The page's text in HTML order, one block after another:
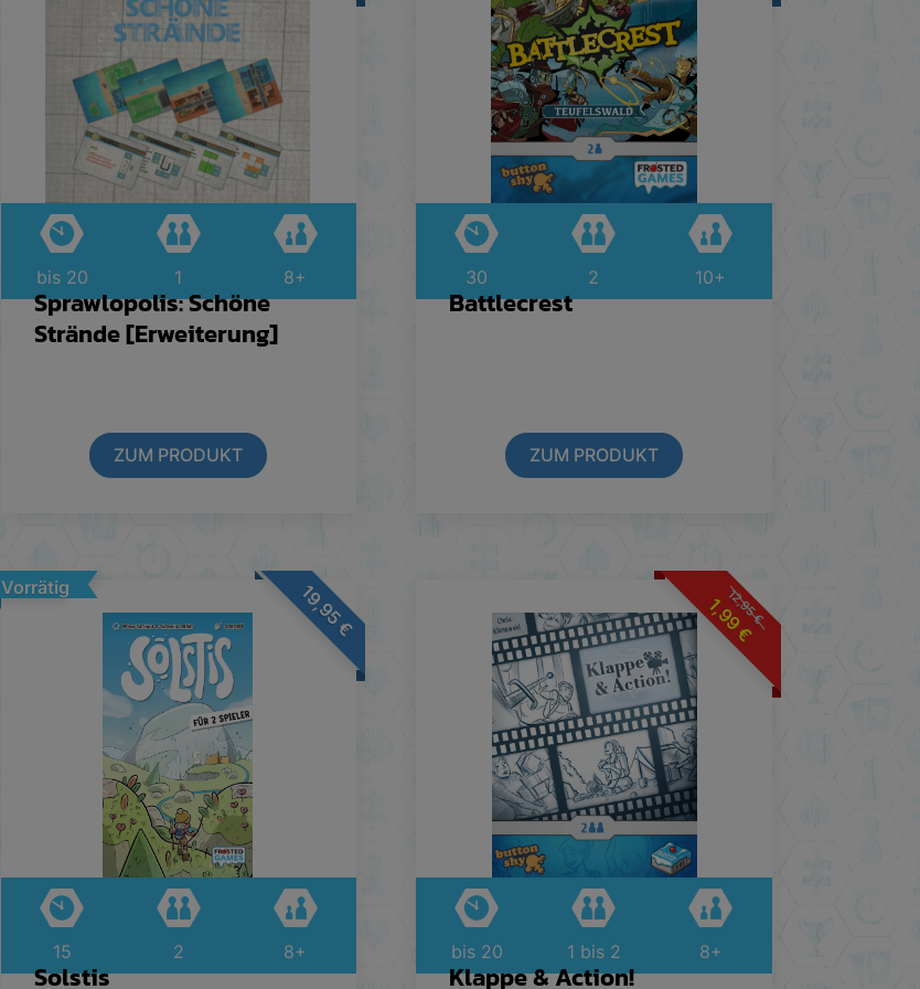
Sprawlopolis: Schöne
Strände [Erweiterung]
ZUM PRODUKT
bis 20 1 8+
Battlecrest
ZUM PRODUKT
30 2 10+
Solstis
15 2 8+
19,95
€
Vorrätig
Klappe & Action!
bis 20 1 bis 2 8+
12,95
€
1,99
€